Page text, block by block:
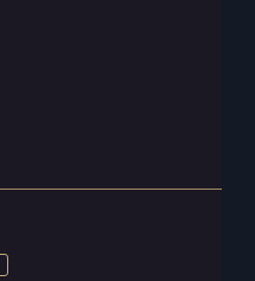
IN NEUEM TAB)